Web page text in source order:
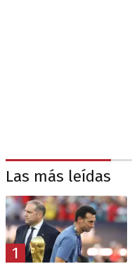
Las más leídas
1